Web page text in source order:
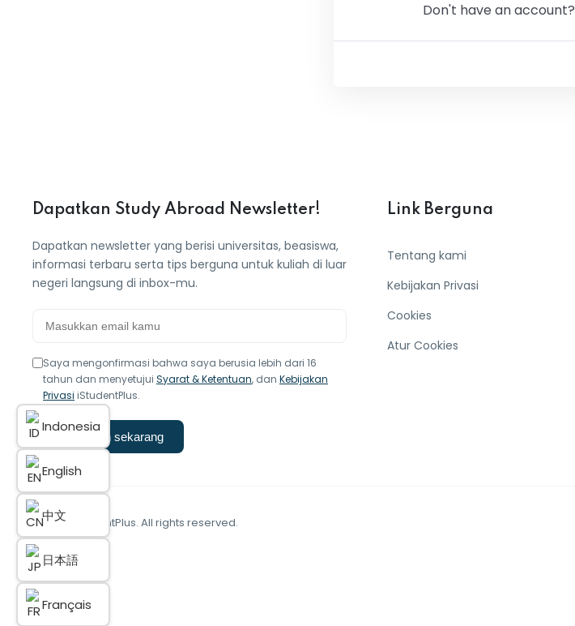
Don't have an account?
Dapatkan Study Abroad Newsletter!
Dapatkan newsletter yang berisi universitas, beasiswa,
informasi terbaru serta tips berguna untuk kuliah di luar
negeri langsung di inbox-mu.
Saya mengonfirmasi bahwa saya berusia lebih dari 16
tahun dan menyetujui Syarat & Ketentuan, dan Kebijakan
Privasi iStudentPlus.
Langganan sekarang
Link Berguna
Tentang kami
Kebijakan Privasi
Cookies
Atur Cookies
© 2025 iStudentPlus. All rights reserved.
Indonesia
English
中文
日本語
Français